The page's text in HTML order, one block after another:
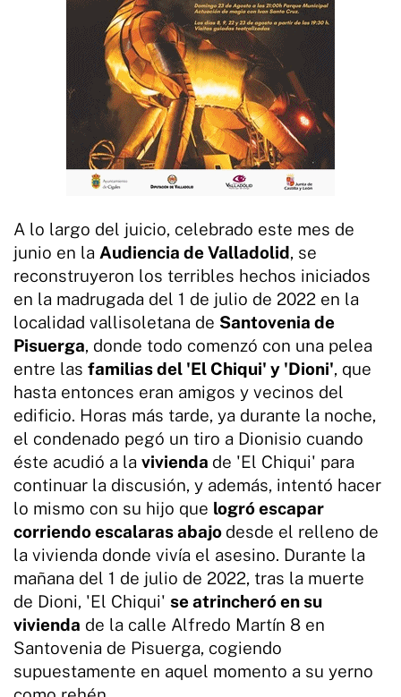
A lo largo del juicio, celebrado este mes de
junio en la Audiencia de Valladolid, se
reconstruyeron los terribles hechos iniciados
en la madrugada del 1 de julio de 2022 en la
localidad vallisoletana de Santovenia de
Pisuerga, donde todo comenzó con una pelea
entre las familias del 'El Chiqui' y 'Dioni', que
hasta entonces eran amigos y vecinos del
edificio. Horas más tarde, ya durante la noche,
el condenado pegó un tiro a Dionisio cuando
éste acudió a la vivienda de 'El Chiqui' para
continuar la discusión, y además, intentó hacer
lo mismo con su hijo que logró escapar
corriendo escalaras abajo desde el relleno de
la vivienda donde vivía el asesino. Durante la
mañana del 1 de julio de 2022, tras la muerte
de Dioni, 'El Chiqui' se atrincheró en su
vivienda de la calle Alfredo Martín 8 en
Santovenia de Pisuerga, cogiendo
supuestamente en aquel momento a su yerno